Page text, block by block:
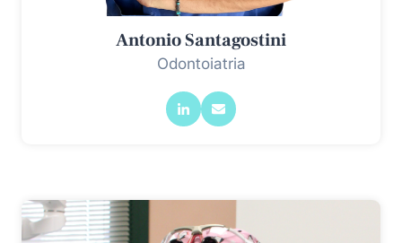
Antonio Santagostini
Odontoiatria